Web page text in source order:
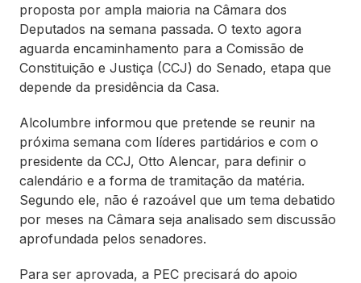
proposta por ampla maioria na Câmara dos
Deputados na semana passada. O texto agora
aguarda encaminhamento para a Comissão de
Constituição e Justiça (CCJ) do Senado, etapa que
depende da presidência da Casa.
Alcolumbre informou que pretende se reunir na
próxima semana com líderes partidários e com o
presidente da CCJ, Otto Alencar, para definir o
calendário e a forma de tramitação da matéria.
Segundo ele, não é razoável que um tema debatido
por meses na Câmara seja analisado sem discussão
aprofundada pelos senadores.
Para ser aprovada, a PEC precisará do apoio